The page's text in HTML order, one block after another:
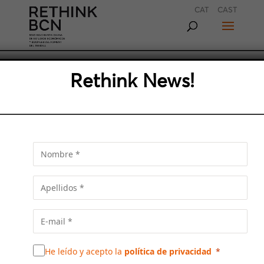
CAT CAST
REPENSAR LA BARCELONA
METRÓPOLIS
En un momento como el actual es más que
Rethink News!
He leído y acepto la política de privacidad